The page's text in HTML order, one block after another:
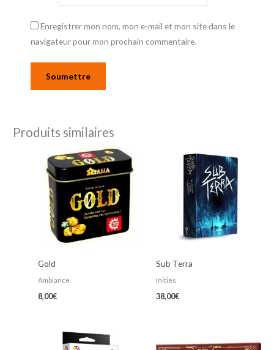
Enregistrer mon nom, mon e-mail et mon site dans le
navigateur pour mon prochain commentaire.
Produits similaires
Gold
Ambiance
8,00€
Sub Terra
Initiés
38,00€